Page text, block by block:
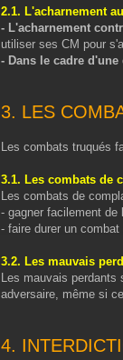
2.1. L'acharnement
- L'acharnement
utiliser ses CM pour
- Dans le cadre
3. LES
Les combats truqués
3.1. Les combats de
Les combats de
- gagner facilement de
- faire durer un combat
3.2. Les mauvais
Les mauvais perdants
adversaire, même si
4.